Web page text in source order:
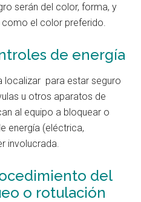
serán del color, forma, y
el color preferido.
de energía
localizar para estar seguro
u otros aparatos de
al equipo a bloquear o
energía (eléctrica,
involucrada.
del
o rotulación